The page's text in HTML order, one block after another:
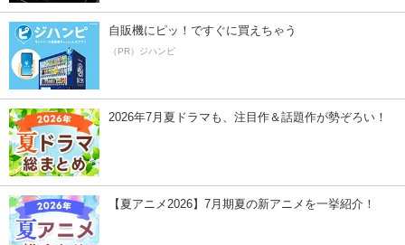
自販機にピッ！ですぐに買えちゃう
（PR）ジハンピ
2026年7月夏ドラマも、注目作＆話題作が勢ぞろい！
【夏アニメ2026】7月期夏の新アニメを一挙紹介！